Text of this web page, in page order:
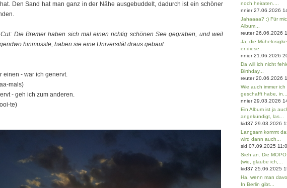
Den Sand hat man ganz in der Nähe ausgebuddelt, dadurch ist ein schöner
Die Bremer haben sich mal einen richtig schönen See gegraben, und weil
hinmusste, haben sie eine Universität draus gebaut.
einen - war ich genervt.
mals)
- geh ich zum anderen.
te)
noch heiraten....
nnier 27.06.2026
Jahaaaa? :) Für
Album...
reuter 26.06.2026
Ja, die
er diese...
nnier 21.06.2026
Da will ich nicht
Birthday...
reuter 20.06.2026
Wie auch immer ich
geschafft habe, in...
nnier 29.03.2026
Ein Album ist ja
angekündigt, las...
kid37 29.03.2026
Langsam kommt
wird dann auch...
sid 07.09.2025
Sieh an. Die
(wie, glaube ich,...
kid37 25.06.2025
Ha, wenn man
In Berlin gibt...